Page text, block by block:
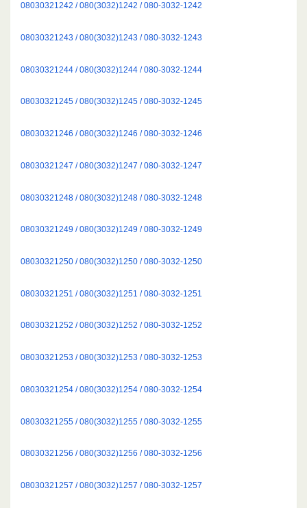
08030321242 / 080(3032)1242 / 080-3032-1242
08030321243 / 080(3032)1243 / 080-3032-1243
08030321244 / 080(3032)1244 / 080-3032-1244
08030321245 / 080(3032)1245 / 080-3032-1245
08030321246 / 080(3032)1246 / 080-3032-1246
08030321247 / 080(3032)1247 / 080-3032-1247
08030321248 / 080(3032)1248 / 080-3032-1248
08030321249 / 080(3032)1249 / 080-3032-1249
08030321250 / 080(3032)1250 / 080-3032-1250
08030321251 / 080(3032)1251 / 080-3032-1251
08030321252 / 080(3032)1252 / 080-3032-1252
08030321253 / 080(3032)1253 / 080-3032-1253
08030321254 / 080(3032)1254 / 080-3032-1254
08030321255 / 080(3032)1255 / 080-3032-1255
08030321256 / 080(3032)1256 / 080-3032-1256
08030321257 / 080(3032)1257 / 080-3032-1257